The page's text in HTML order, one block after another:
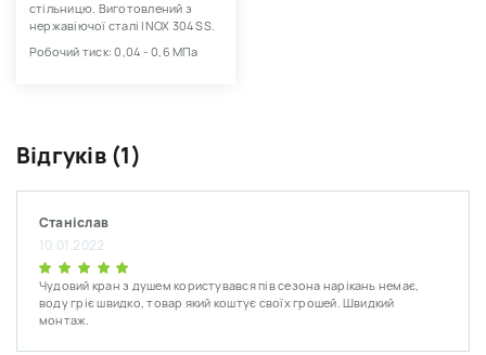
стільницю. Виготовлений з
нержавіючої сталі INOX 304 SS.
Робочий тиск: 0,04 - 0,6 МПа
Відгуків (1)
Станіслав
10.01.2022
Чудовий кран з душем користувався пів сезона нарікань немає,
воду гріє швидко, товар який коштує своїх грошей. Швидкий
монтаж.